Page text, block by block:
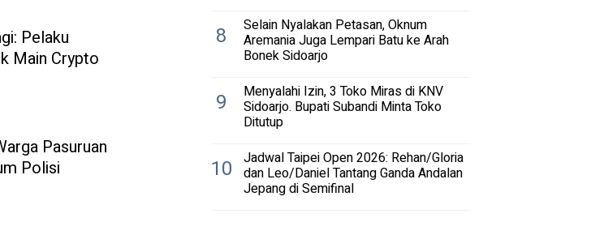
Pelaku
Main Crypto
Pasuruan
Polisi
8 Selain Nyalakan Petasan, Oknum
Aremania Juga Lempari Batu ke Arah
Bonek Sidoarjo
9 Menyalahi Izin, 3 Toko Miras di KNV
Sidoarjo. Bupati Subandi Minta Toko
Ditutup
10 Jadwal Taipei Open 2026: Rehan/Gloria
dan Leo/Daniel Tantang Ganda Andalan
Jepang di Semifinal